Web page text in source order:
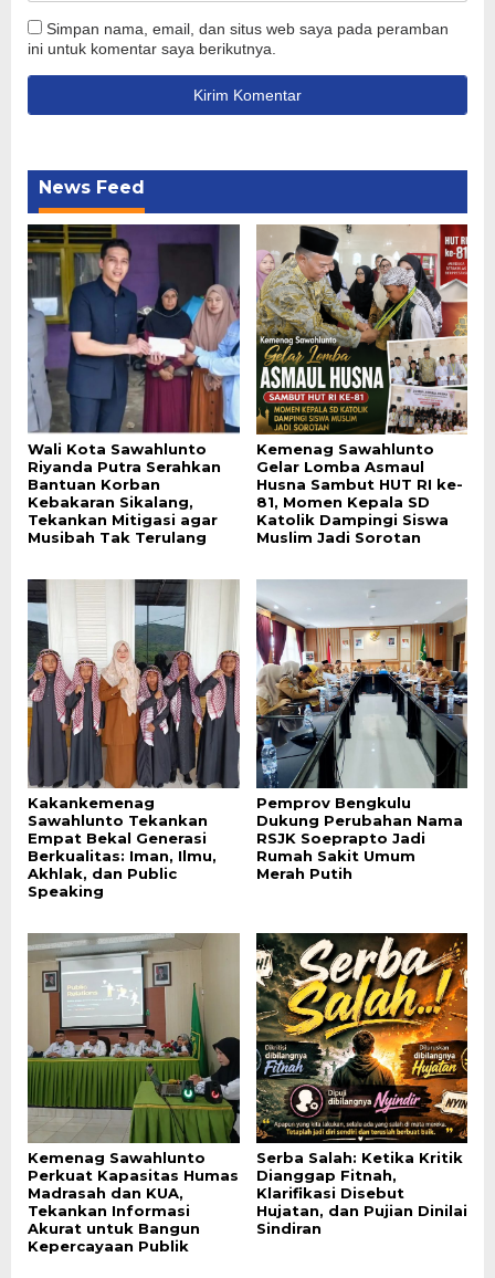
Simpan nama, email, dan situs web saya pada peramban
ini untuk komentar saya berikutnya.
News Feed
Wali Kota Sawahlunto
Riyanda Putra Serahkan
Bantuan Korban
Kebakaran Sikalang,
Tekankan Mitigasi agar
Musibah Tak Terulang
Kemenag Sawahlunto
Gelar Lomba Asmaul
Husna Sambut HUT RI ke-
81, Momen Kepala SD
Katolik Dampingi Siswa
Muslim Jadi Sorotan
Kakankemenag
Sawahlunto Tekankan
Empat Bekal Generasi
Berkualitas: Iman, Ilmu,
Akhlak, dan Public
Speaking
Pemprov Bengkulu
Dukung Perubahan Nama
RSJK Soeprapto Jadi
Rumah Sakit Umum
Merah Putih
Kemenag Sawahlunto
Perkuat Kapasitas Humas
Madrasah dan KUA,
Tekankan Informasi
Akurat untuk Bangun
Kepercayaan Publik
Serba Salah: Ketika Kritik
Dianggap Fitnah,
Klarifikasi Disebut
Hujatan, dan Pujian Dinilai
Sindiran